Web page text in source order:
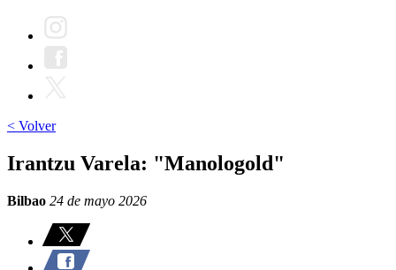
< Volver
Irantzu Varela: "Manologold"
Bilbao 24 de mayo 2026